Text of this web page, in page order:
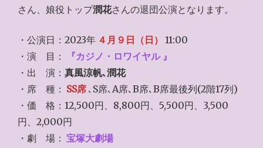
さん、娘役トップ潤花さんの退団公演となります。
・公演日：2023年 ４月９日（日）
11:00
・演 目：
『カジノ・ロワイヤル 』
・出 演： 真風涼帆､潤花
・席 種： SS席 ､S席､A席､B席､B席最後列(2階17列)
・価 格：12,500円、8,800円、5,500円、3,500
円、2,000円
・劇 場： 宝塚大劇場